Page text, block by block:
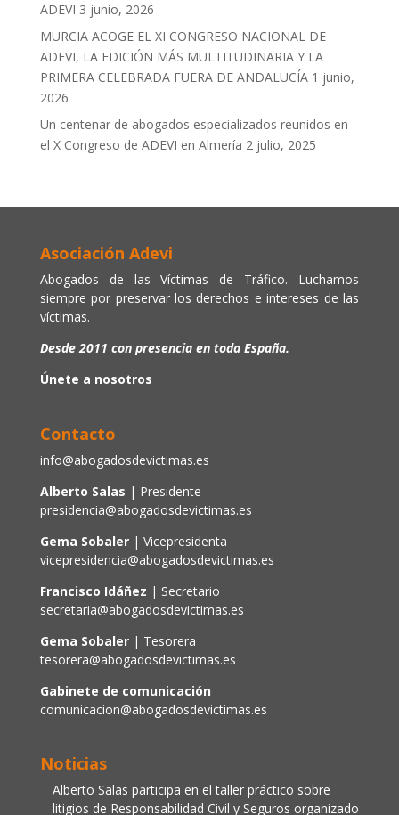
ADEVI 3 junio, 2026
MURCIA ACOGE EL XI CONGRESO NACIONAL DE
ADEVI, LA EDICIÓN MÁS MULTITUDINARIA Y LA
PRIMERA CELEBRADA FUERA DE ANDALUCÍA 1 junio,
2026
Un centenar de abogados especializados reunidos en
el X Congreso de ADEVI en Almería 2 julio, 2025
Asociación Adevi
Abogados de las Víctimas de Tráfico. Luchamos
siempre por preservar los derechos e intereses de las
víctimas.
Desde 2011 con presencia en toda España.
Únete a nosotros
Contacto
info@abogadosdevictimas.es
Alberto Salas | Presidente
presidencia@abogadosdevictimas.es
Gema Sobaler | Vicepresidenta
vicepresidencia@abogadosdevictimas.es
Francisco Idáñez | Secretario
secretaria@abogadosdevictimas.es
Gema Sobaler| Tesorera
tesorera@abogadosdevictimas.es
Gabinete de comunicación
comunicacion@abogadosdevictimas.es
Noticias
Alberto Salas participa en el taller práctico sobre
litigios de Responsabilidad Civil y Seguros organizado